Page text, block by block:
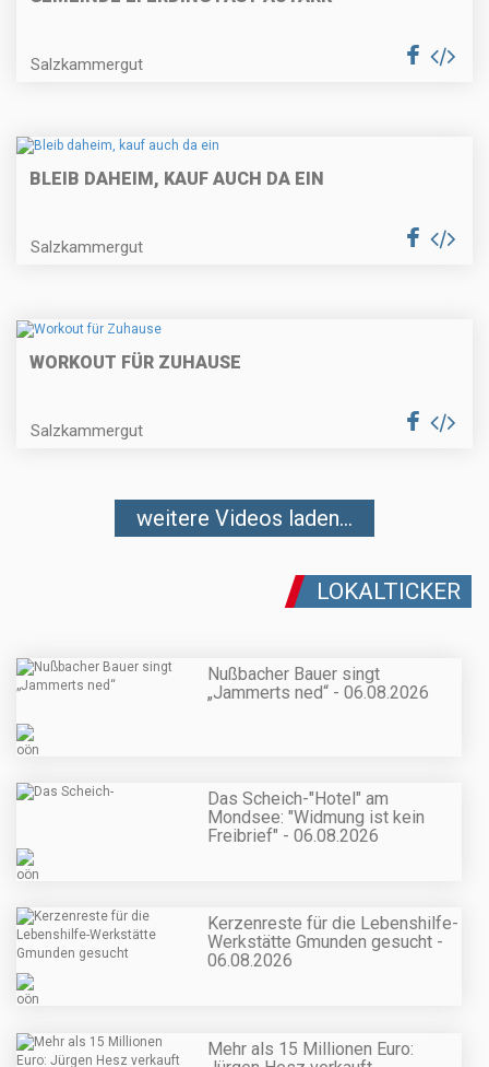
Salzkammergut
BLEIB DAHEIM, KAUF AUCH DA EIN
Salzkammergut
WORKOUT FÜR ZUHAUSE
Salzkammergut
weitere Videos laden...
LOKALTICKER
Nußbacher Bauer singt
„Jammerts ned“ - 06.08.2026
Das Scheich-"Hotel" am
Mondsee: "Widmung ist kein
Freibrief" - 06.08.2026
Kerzenreste für die Lebenshilfe-
Werkstätte Gmunden gesucht -
06.08.2026
Mehr als 15 Millionen Euro: